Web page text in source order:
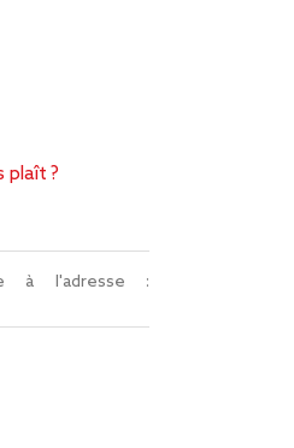
plaît ?
à l'adresse :